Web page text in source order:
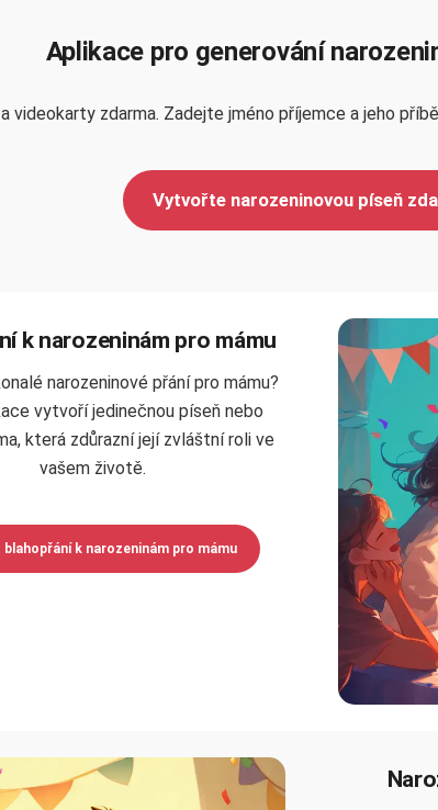
Aplikace pro generování
videokarty zdarma. Zadejte jméno příjemce a jeho
Vytvořte narozeninovou píseň
k narozeninám pro mámu
narozeninové přání pro mámu?
vytvoří jedinečnou píseň nebo
která zdůrazní její zvláštní roli ve
vašem životě.
k narozeninám pro mámu